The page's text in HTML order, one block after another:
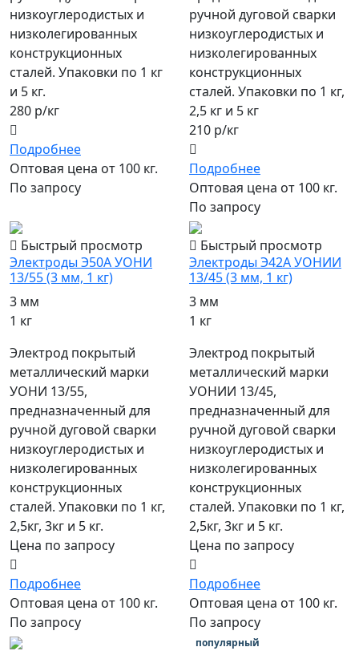
низкоуглеродистых и
низколегированных
конструкционных
сталей. Упаковки по 1 кг
и 5 кг.
280 р/кг
Подробнее
Оптовая цена от 100 кг.
По запросу
ручной дуговой сварки
низкоуглеродистых и
низколегированных
конструкционных
сталей. Упаковки по 1 кг,
2,5 кг и 5 кг
210 р/кг
Подробнее
Оптовая цена от 100 кг.
По запросу
Быстрый просмотр
Электроды Э50А УОНИ
13/55 (3 мм, 1 кг)
3 мм
1 кг
Электрод покрытый
металлический марки
УОНИ 13/55,
предназначенный для
ручной дуговой сварки
низкоуглеродистых и
низколегированных
конструкционных
сталей. Упаковки по 1 кг,
2,5кг, 3кг и 5 кг.
Цена по запросу
Подробнее
Оптовая цена от 100 кг.
По запросу
Быстрый просмотр
Электроды Э42А УОНИИ
13/45 (3 мм, 1 кг)
3 мм
1 кг
Электрод покрытый
металлический марки
УОНИИ 13/45,
предназначенный для
ручной дуговой сварки
низкоуглеродистых и
низколегированных
конструкционных
сталей. Упаковки по 1 кг,
2,5кг, 3кг и 5 кг.
Цена по запросу
Подробнее
Оптовая цена от 100 кг.
По запросу
популярный